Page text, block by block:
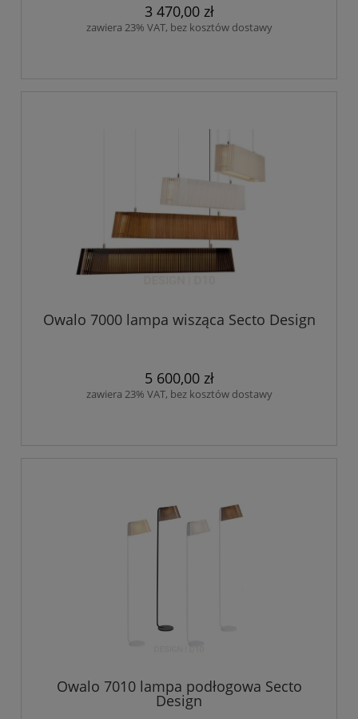
3 470,00 zł
zawiera 23% VAT, bez kosztów dostawy
Owalo 7000 lampa wisząca Secto Design
5 600,00 zł
zawiera 23% VAT, bez kosztów dostawy
Owalo 7010 lampa podłogowa Secto
Design